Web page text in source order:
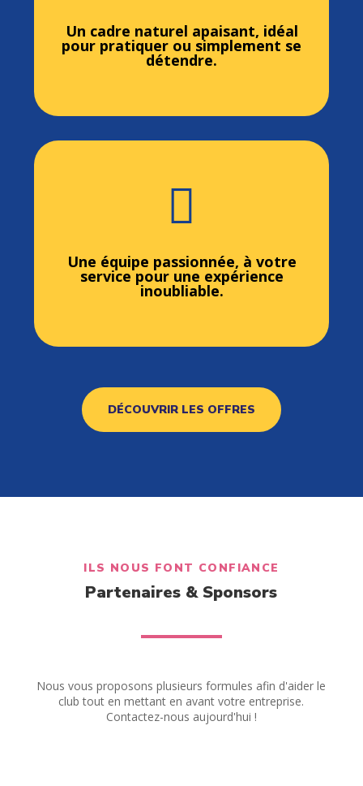
Un cadre naturel apaisant, idéal
pour pratiquer ou simplement se
détendre.

Une équipe passionnée, à votre
service pour une expérience
inoubliable.
DÉCOUVRIR LES OFFRES
ILS NOUS FONT CONFIANCE
Partenaires & Sponsors
Nous vous proposons plusieurs formules afin d'aider le
club tout en mettant en avant votre entreprise.
Contactez-nous aujourd'hui !